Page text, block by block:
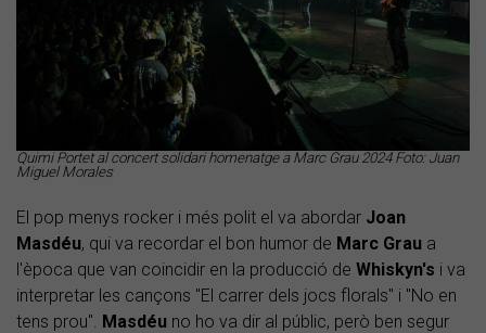
Quimi Portet al concert solidari homenatge a Marc Grau 2024 Foto: Juan
Miguel Morales
El pop menys rocker i més polit el va abordar Joan
Masdéu, qui va recordar el bon humor de Marc Grau a
l'època que van coincidir en la producció de Whiskyn's i va
interpretar les cançons "El carrer dels jocs florals" i "No en
tens prou". Masdéu no ho va dir al públic, però ben segur